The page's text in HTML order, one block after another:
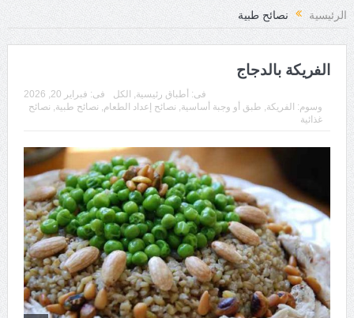
الرئيسية نصائح طبية
الفريكة بالدجاج
فى: فبراير 20, 2026 فى: أطباق رئيسية الكل
وسوم: الفريكة طبق أو وجبة أساسية نصائح إعداد الطعام نصائح طبية نصائح
غذائية